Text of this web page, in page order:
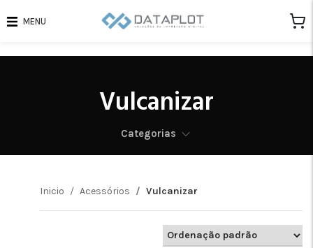
MENU
Vulcanizar
Categorias
Inicio Acessórios Vulcanizar